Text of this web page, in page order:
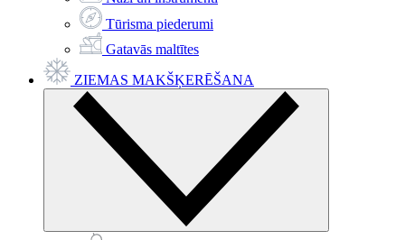
Tūrisma piederumi
Gatavās maltītes
ZIEMAS MAKŠĶERĒŠANA